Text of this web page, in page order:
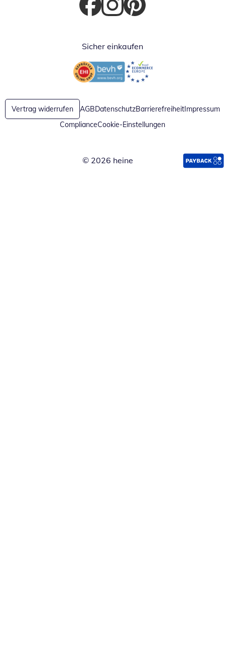
Öffnet in neuem Fenster
Öffnet in neuem Fenster
Öffnet in neuem Fenster
Sicher einkaufen
Öffnet in neuem FensterÖffnet in neuem Fenster
Vertrag widerrufen AGBDatenschutzBarrierefreiheitImpressum
ComplianceCookie-Einstellungen
© 2026 heine